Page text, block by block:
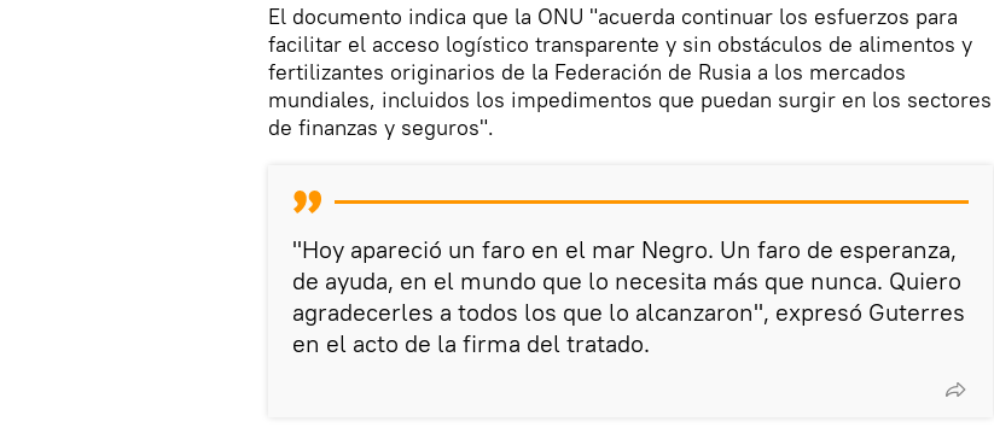
El documento indica que la ONU "acuerda continuar los esfuerzos para
facilitar el acceso logístico transparente y sin obstáculos de alimentos y
fertilizantes originarios de la Federación de Rusia a los mercados
mundiales, incluidos los impedimentos que puedan surgir en los sectores
de finanzas y seguros".
"Hoy apareció un faro en el mar Negro. Un faro de esperanza,
de ayuda, en el mundo que lo necesita más que nunca. Quiero
agradecerles a todos los que lo alcanzaron", expresó Guterres
en el acto de la firma del tratado.